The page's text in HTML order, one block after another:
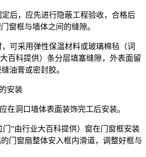
后，应先进行隐蔽工程验收，合格后
窗框与墙体之间的缝隙。
可采用弹性保温材料或玻璃棉毡（词
百科提供）条分层填塞缝隙，外表面留
油膏或密封胶。
安装
在洞口墙体表面装饰完工后安装。
门”由行业大百科提供）窗在门窗框安装
门窗扇整体安入框内滑道，调整好框与